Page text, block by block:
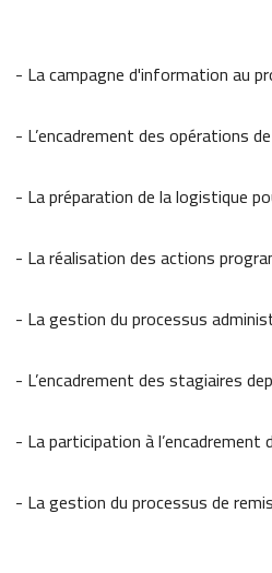
- La campagne d'information au
- L’encadrement des opérations
- La préparation de la logistique
- La réalisation des actions
- La gestion du processus
- L’encadrement des stagiaires
- La participation à
- La gestion du processus de